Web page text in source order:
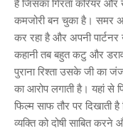
है जिसका गिरता करियर
कमजोरी बन चुका है। समर
कर रहा है और अपनी
कहानी तब बहुत कटु और
पुराना रिश्ता उसके जी का
का आरोप लगाती है। यहां से
फिल्म साफ तौर पर
व्यक्ति को दोषी साबित